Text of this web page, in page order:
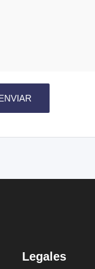
Legales